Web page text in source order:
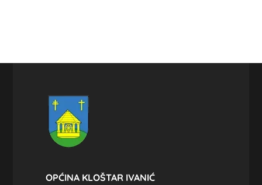
OPĆINA KLOŠTAR IVANIĆ